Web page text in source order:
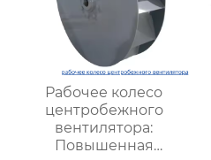
Рабочее колесо
центробежного
вентилятора:
Повышенная